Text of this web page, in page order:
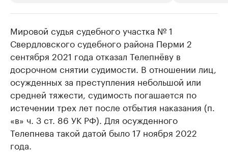
Крупные организации в
нефтегазовой промышленности
Найдите и проверьте данные в каталоге Посмотрите
Мировой судья судебного участка № 1
Свердловского судебного района Перми 2
сентября 2021 года отказал Телепнёву в
досрочном снятии судимости. В отношении лиц,
осужденных за преступления небольшой или
средней тяжести, судимость погашается по
истечении трех лет после отбытия наказания (п.
«в» ч. 3 ст. 86 УК РФ). Для осужденного
Телепнева такой датой было 17 ноября 2022
года.